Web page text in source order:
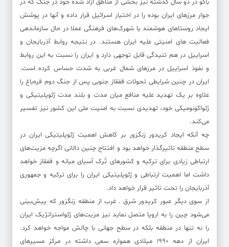
باکو در دو سال گذشته نیز بخشی از مناطق آزاد شده خود در جنگ که در
جوار مرزهای ایران بوده را در اختیار اسرائیل قرار داده و آنها در پوشش
ایجاد روستاهای هوشمند یا شهرک‌های فرهنگی عملا در حال سازماندهی
فعالیت های امنیتی علیه ایران هستند. در نتیجه روابط آذربایجان و
اسراییل در هم تنیدگی قابل توجهی دارد و ایران را نسبت به این روابط
و نفوذ اسراییل در مرزهای شمال غربی به شدت حساس کرده است.
ایران در چنین شرایطی تحولات قفقاز جنوبی پس از جنگ دوم قره‌باغ را
علاوه بر یک تهدید علیه منافع میان مدت و بلند مدت ژئوپلیتیکی و
ژئواکونومیکی خود، تهدیدی نسبت به امنیت ملی این کشور نیز تفسیر
می‌کند.
چه آنکه ایجاد کریدور زنگزور بر کاهش اهمیت ژئوپلیتیکی ایران در
سطح منطقه تاثیرگذار خواهد بود و افتتاح چنین دالانی اگرچه مزیت‌های
ارتباطی زیادی برای ترکیه و کشورهای تُرک آسیای میانه و قفقاز خواهد
داشت اما اهمیت ارتباطی و ژئوپلیتیکی ایران را برای ترکیه و جمهوری
آذربایجان را تحت تاثیر قرار خواهد داد.
از سوی دیگر عبور کریدور شرق ـ غرب از منطقه زنگزور که پیش‌بینی
‌می‌شود چین را به اروپا متصل نماید نیز مزیت‌های ژئواستراتژیک ایران
را نه تنها در منطقه بلکه در سطح جهانی با چالش مواجه خواهد کرد.
ایران از دهه ۱۹۹۰ میلادی همواره سعی داشته در مرکز مسیرهای